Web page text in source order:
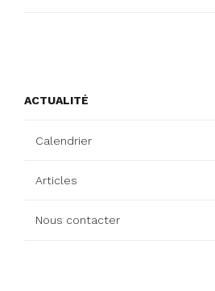
ACTUALITÉ
Calendrier
Articles
Nous contacter